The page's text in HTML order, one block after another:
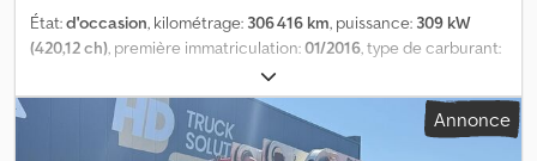
État:d'occasion, kilométrage: 306 416 km, puissance: 309 kW
(420,12 ch), première immatriculation:01/2016, type de carburant:
, configuration d'essieux:
prochaine inspection (TÜV):08/2028, couleur:vert, type
d'engrenage:automatique, classe d'émission:
, Année de
construction:2016, Équipement:ABS, climatisation
Annonce